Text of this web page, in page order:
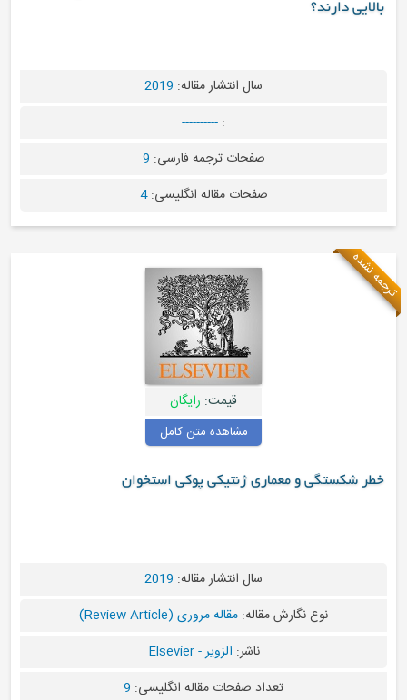
دارند؟
سال انتشار مقاله:2019
صفحات ترجمه فارسی:9
صفحات مقاله انگلیسی: 4
رایگان
مشاهده متن کامل
و معماری ژنتیکی پوکی استخوان
سال انتشار مقاله:2019
نوع نگارش مقاله:مقاله مروری (Review Article)
الزویر - Elsevier
تعداد صفحات مقاله انگلیسی: 9